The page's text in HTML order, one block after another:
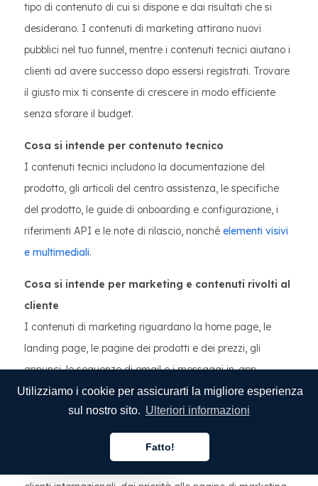
Utilizziamo i cookie per assicurarti la migliore esperienza
sul nostro sito. Ulteriori informazioni
Fatto!
tipo di contenuto di cui si dispone e dai risultati che si
desiderano. I contenuti di marketing attirano nuovi
pubblici nel tuo funnel, mentre i contenuti tecnici aiutano i
clienti ad avere successo dopo essersi registrati. Trovare
il giusto mix ti consente di crescere in modo efficiente
senza sforare il budget.
Cosa si intende per contenuto tecnico
I contenuti tecnici includono la documentazione del
prodotto, gli articoli del centro assistenza, le specifiche
del prodotto, le guide di onboarding e configurazione, i
riferimenti API e le note di rilascio, nonché elementi visivi
e multimediali.
Cosa si intende per marketing e contenuti rivolti al
cliente
I contenuti di marketing riguardano la home page, le
landing page, le pagine dei prodotti e dei prezzi, gli
annunci, le sequenze di email e i messaggi in-app.
L'obiettivo è attrarre, istruire e convertire i potenziali
clienti con chiare proposte di valore e prove concrete.
Quando concentrarsi sui contenuti di marketing
Se il tuo obiettivo immediato è attrarre e convertire nuovi
Italiano